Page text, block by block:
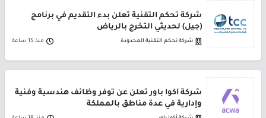
شركة تحكم التقنية تعلن بدء التقديم في برنامج
(جيل) لحديثي التخرج بالرياض
شركة تحكم التقنية المحدودة منذ 15 ساعة
شركة أكوا باور تعلن عن توفر وظائف هندسية وفنية
وإدارية في عدة مناطق بالمملكة